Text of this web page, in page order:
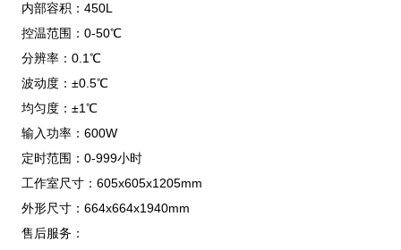
内部容积：450L
控温范围：0-50℃
分辨率：0.1℃
波动度：±0.5℃
均匀度：±1℃
输入功率：600W
定时范围：0-999小时
工作室尺寸：605x605x1205mm
外形尺寸：664x664x1940mm
售后服务：